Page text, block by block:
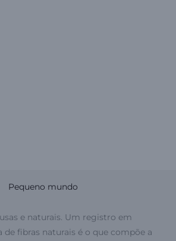
Pequeno mundo
e naturais. Um registro em
fibras naturais é o que compõe a